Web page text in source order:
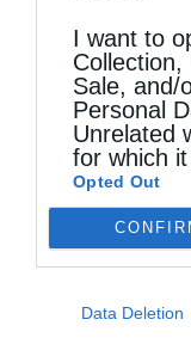
I want to
Collection,
Sale, and/
Personal
Unrelated
for which
Opted Out
Data Deletion
Μονή